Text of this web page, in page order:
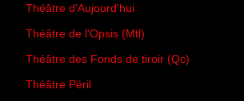
Théâtre d'Aujourd'hui
Théâtre de l'Opsis (Mtl)
Théâtre des Fonds de tiroir (Qc)
Théâtre Péril